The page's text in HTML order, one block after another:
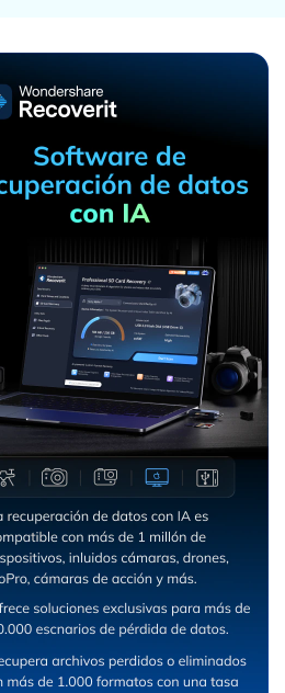
Sistema
Recuperar
Datos
Recuperar
Disco Dañado
Recuperar
datos en
RAID
Nuevo
Recuperar
Recuperar
Disco RAW